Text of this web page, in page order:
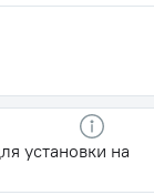
установки на